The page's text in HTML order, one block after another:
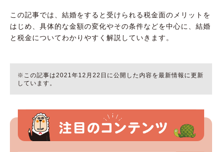
この記事では、結婚をすると受けられる税金面のメリットを
はじめ、具体的な金額の変化やその条件などを中心に、結婚
と税金についてわかりやすく解説していきます。
※この記事は2021年12月22日に公開した内容を最新情報に更新
しています。